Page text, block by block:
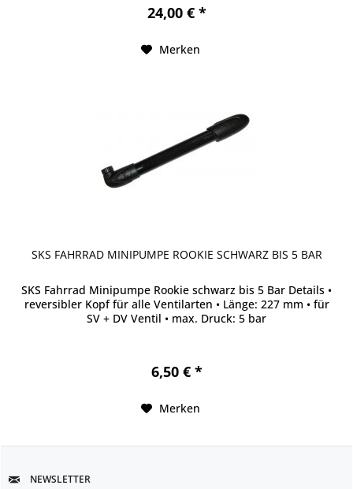
24,00 € *
Merken
SKS FAHRRAD MINIPUMPE ROOKIE SCHWARZ BIS 5 BAR
SKS Fahrrad Minipumpe Rookie schwarz bis 5 Bar Details •
reversibler Kopf für alle Ventilarten • Länge: 227 mm • für
SV + DV Ventil • max. Druck: 5 bar
6,50 € *
Merken
NEWSLETTER